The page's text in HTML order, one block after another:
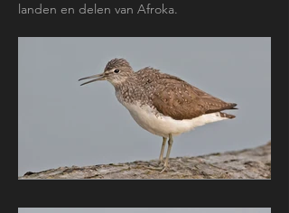
landen en delen van Afroka.